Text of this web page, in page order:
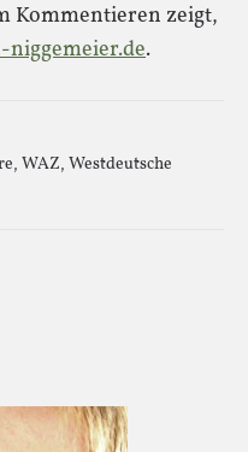
Kommentieren zeigt,
.
, WAZ, Westdeutsche